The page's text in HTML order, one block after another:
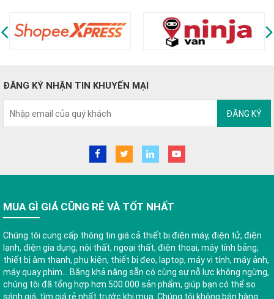
ĐĂNG KÝ NHẬN TIN KHUYẾN MẠI
ĐĂNG KÝ
MUA GÌ GIÁ CŨNG RẺ VÀ TỐT NHẤT
Chúng tôi cung cấp thông tin giá cả thiết bị điện máy, điện tử, điện
lạnh, điện gia dụng, nội thất, ngoại thất, điện thoại, máy tính bảng,
thiết bị âm thanh, phụ kiện, thiết bị đeo, laptop, máy vi tính, máy ảnh,
máy quay phim... Bằng khả năng sẵn có cùng sự nỗ lực không ngừng,
chúng tôi đã tổng hợp hơn 500.000 sản phẩm, giúp bạn có thể so
sánh giá, tìm giá rẻ nhất trước khi mua. Chúng tôi không bán hàng.